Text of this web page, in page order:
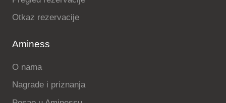
Otkaz rezervacije
Aminess
O nama
Nagrade i priznanja